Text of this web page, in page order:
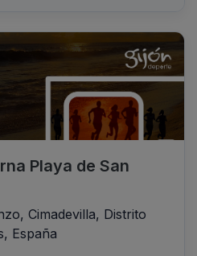
Playa de San
Cimadevilla, Distrito
España